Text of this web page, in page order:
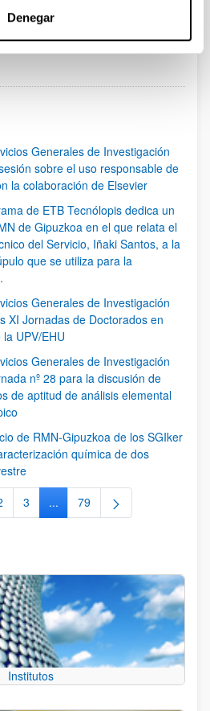
Denegar
intermedias Use TAB para
PáginaPágina
7 Página
8
Generales de Investigación
sobre el uso responsable de
la colaboración de Elsevier
de ETB Tecnólopis dedica un
de Gipuzkoa en el que relata el
del Servicio, Iñaki Santos, a la
que se utiliza para la
Generales de Investigación
XI Jornadas de Doctorados en
UPV/EHU
Generales de Investigación
nº 28 para la discusión de
de aptitud de análisis elemental
de RMN-Gipuzkoa de los SGIker
química de dos
Página
3 ...Páginas intermedias Use TAB
Página
79
Institutos